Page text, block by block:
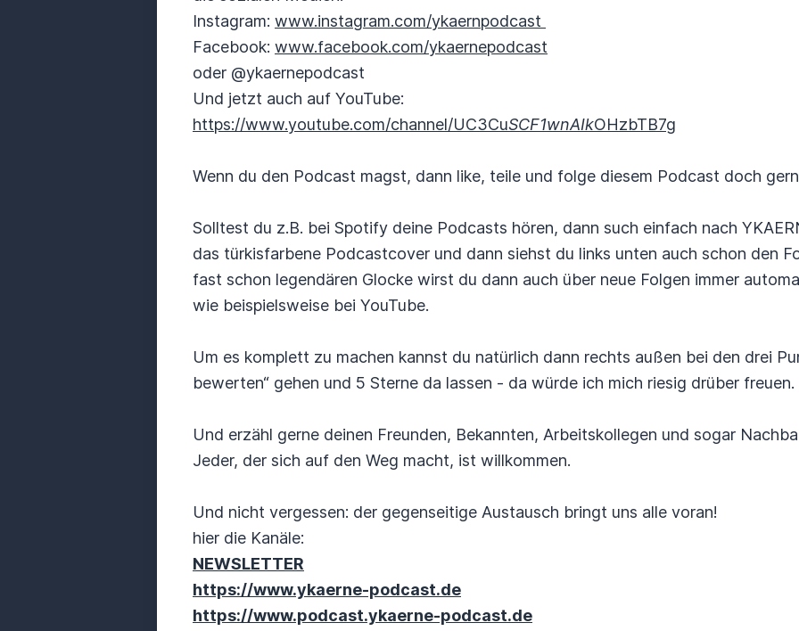
Instagram: www.instagram.com/ykaernpodcast
Facebook: www.facebook.com/ykaernepodcast
oder @ykaernepodcast
Und jetzt auch auf YouTube:
https://www.youtube.com/channel/UC3CuSCF1wnAIkOHzbTB7g
Wenn du den Podcast magst, dann like, teile und folge diesem Podcast doch
Solltest du z.B. bei Spotify deine Podcasts hören, dann such einfach nach
das türkisfarbene Podcastcover und dann siehst du links unten auch schon den
fast schon legendären Glocke wirst du dann auch über neue Folgen immer
wie beispielsweise bei YouTube.
Um es komplett zu machen kannst du natürlich dann rechts außen bei den drei
bewerten“ gehen und 5 Sterne da lassen - da würde ich mich riesig drüber freuen.
Und erzähl gerne deinen Freunden, Bekannten, Arbeitskollegen und sogar
Jeder, der sich auf den Weg macht, ist willkommen.
Und nicht vergessen: der gegenseitige Austausch bringt uns alle voran!
hier die Kanäle:
NEWSLETTER
https://www.ykaerne-podcast.de
https://www.podcast.ykaerne-podcast.de